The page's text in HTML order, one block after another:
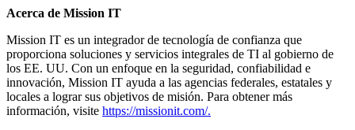
Acerca de Mission IT
Mission IT es un integrador de tecnología de confianza que
proporciona soluciones y servicios integrales de TI al gobierno de
los EE. UU. Con un enfoque en la seguridad, confiabilidad e
innovación, Mission IT ayuda a las agencias federales, estatales y
locales a lograr sus objetivos de misión. Para obtener más
información, visite https://missionit.com/.